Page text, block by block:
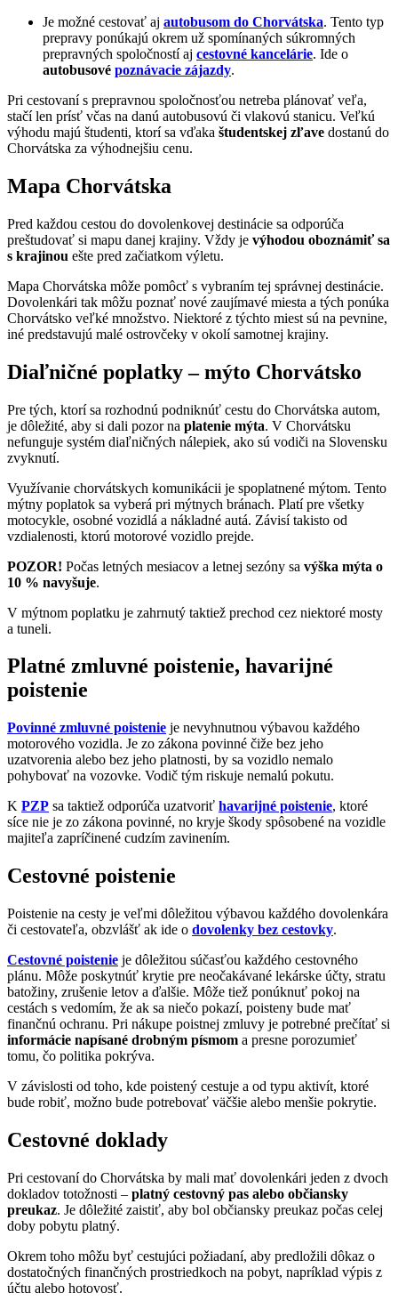
Je možné cestovať aj autobusom do Chorvátska. Tento typ
prepravy ponúkajú okrem už spomínaných súkromných
prepravných spoločností aj cestovné kancelárie. Ide o
autobusové poznávacie zájazdy.
Pri cestovaní s prepravnou spoločnosťou netreba plánovať veľa,
stačí len prísť včas na danú autobusovú či vlakovú stanicu. Veľkú
výhodu majú študenti, ktorí sa vďaka študentskej zľave dostanú do
Chorvátska za výhodnejšiu cenu.
Mapa Chorvátska
Pred každou cestou do dovolenkovej destinácie sa odporúča
preštudovať si mapu danej krajiny. Vždy je výhodou oboznámiť sa
s krajinou ešte pred začiatkom výletu.
Mapa Chorvátska môže pomôcť s vybraním tej správnej destinácie.
Dovolenkári tak môžu poznať nové zaujímavé miesta a tých ponúka
Chorvátsko veľké množstvo. Niektoré z týchto miest sú na pevnine,
iné predstavujú malé ostrovčeky v okolí samotnej krajiny.
Diaľničné poplatky – mýto Chorvátsko
Pre tých, ktorí sa rozhodnú podniknúť cestu do Chorvátska autom,
je dôležité, aby si dali pozor na platenie mýta. V Chorvátsku
nefunguje systém diaľničných nálepiek, ako sú vodiči na Slovensku
zvyknutí.
Využívanie chorvátskych komunikácii je spoplatnené mýtom. Tento
mýtny poplatok sa vyberá pri mýtnych bránach. Platí pre všetky
motocykle, osobné vozidlá a nákladné autá. Závisí takisto od
vzdialenosti, ktorú motorové vozidlo prejde.
POZOR! Počas letných mesiacov a letnej sezóny sa výška mýta o
10 % navyšuje.
V mýtnom poplatku je zahrnutý taktiež prechod cez niektoré mosty
a tuneli.
Platné zmluvné poistenie, havarijné
poistenie
Povinné zmluvné poistenie je nevyhnutnou výbavou každého
motorového vozidla. Je zo zákona povinné čiže bez jeho
uzatvorenia alebo bez jeho platnosti, by sa vozidlo nemalo
pohybovať na vozovke. Vodič tým riskuje nemalú pokutu.
K PZP sa taktiež odporúča uzatvoriť havarijné poistenie, ktoré
síce nie je zo zákona povinné, no kryje škody spôsobené na vozidle
majiteľa zapríčinené cudzím zavinením.
Cestovné poistenie
Poistenie na cesty je veľmi dôležitou výbavou každého dovolenkára
či cestovateľa, obzvlášť ak ide o dovolenky bez cestovky.
Cestovné poistenie je dôležitou súčasťou každého cestovného
plánu. Môže poskytnúť krytie pre neočakávané lekárske účty, stratu
batožiny, zrušenie letov a ďalšie. Môže tiež ponúknuť pokoj na
cestách s vedomím, že ak sa niečo pokazí, poisteny bude mať
finančnú ochranu. Pri nákupe poistnej zmluvy je potrebné prečítať si
informácie napísané drobným písmom a presne porozumieť
tomu, čo politika pokrýva.
V závislosti od toho, kde poistený cestuje a od typu aktivít, ktoré
bude robiť, možno bude potrebovať väčšie alebo menšie pokrytie.
Cestovné doklady
Pri cestovaní do Chorvátska by mali mať dovolenkári jeden z dvoch
dokladov totožnosti – platný cestovný pas alebo občiansky
preukaz. Je dôležité zaistiť, aby bol občiansky preukaz počas celej
doby pobytu platný.
Okrem toho môžu byť cestujúci požiadaní, aby predložili dôkaz o
dostatočných finančných prostriedkoch na pobyt, napríklad výpis z
účtu alebo hotovosť.